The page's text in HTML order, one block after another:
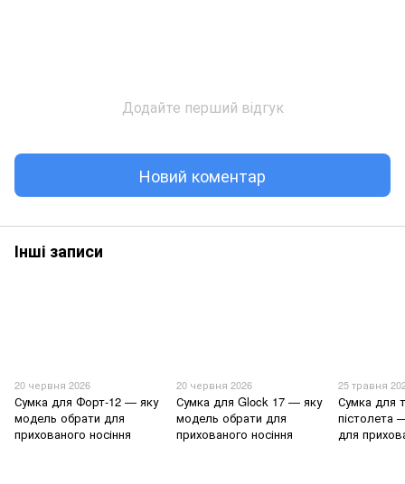
Додайте перший відгук
Новий коментар
Інші записи
20 червня 2026
Сумка для Форт-12 — яку
модель обрати для
прихованого носіння
20 червня 2026
Сумка для Glock 17 — яку
модель обрати для
прихованого носіння
25 травня
Сумка для
пістолета
для